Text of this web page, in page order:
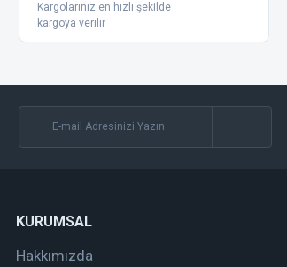
Kargolarınız en hızlı şekilde
kargoya verilir
KURUMSAL
Hakkımızda